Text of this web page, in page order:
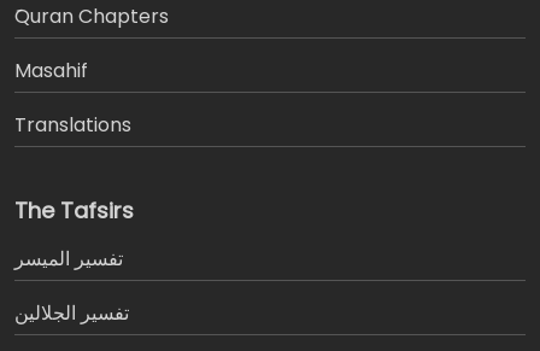
َQuran Chapters
Masahif
Translations
The Tafsirs
تفسير المیسر
تفسير الجلالين